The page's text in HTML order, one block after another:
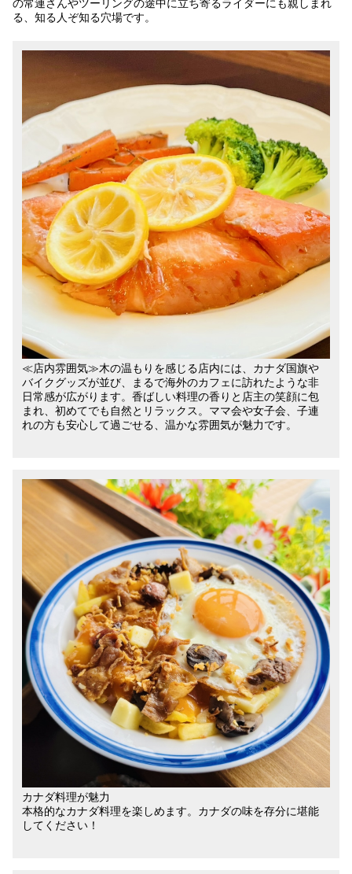
の常連さんやツーリングの途中に立ち寄るライダーにも親しまれ
る、知る人ぞ知る穴場です。
≪店内雰囲気≫木の温もりを感じる店内には、カナダ国旗や
バイクグッズが並び、まるで海外のカフェに訪れたような非
日常感が広がります。香ばしい料理の香りと店主の笑顔に包
まれ、初めてでも自然とリラックス。ママ会や女子会、子連
れの方も安心して過ごせる、温かな雰囲気が魅力です。
カナダ料理が魅力
本格的なカナダ料理を楽しめます。カナダの味を存分に堪能
してください！